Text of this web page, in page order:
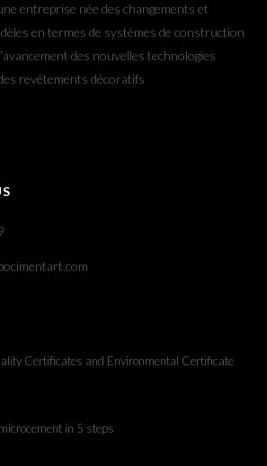
entreprise née des changements et
en termes de systèmes de construction
des nouvelles technologies
revêtements décoratifs
Certificates and Environmental Certificate
in 5 steps